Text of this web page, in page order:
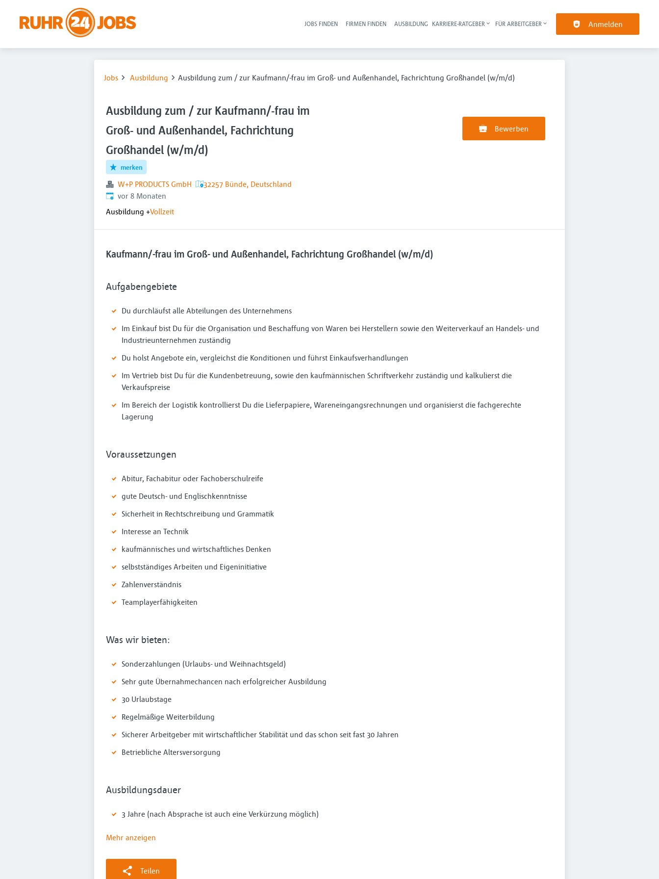
Haupt-Navigation
JOBS FINDEN FIRMEN FINDEN AUSBILDUNG KARRIERE-RATGEBER FÜR ARBEITGEBER Anmelden
Jobs Ausbildung Ausbildung zum / zur Kaufmann/-frau im Groß- und Außenhandel, Fachrichtung Großhandel (w/m/d)
Ausbildung zum / zur Kaufmann/-frau im
Groß- und Außenhandel, Fachrichtung
Großhandel (w/m/d)
merken
W+P PRODUCTS GmbH
32257 Bünde, Deutschland
Veröffentlicht:
vor 8 Monaten
Ausbildung +Vollzeit
Bewerben
Kaufmann/-frau im Groß- und Außenhandel, Fachrichtung Großhandel (w/m/d)
Aufgabengebiete
Du durchläufst alle Abteilungen des Unternehmens
Im Einkauf bist Du für die Organisation und Beschaffung von Waren bei Herstellern sowie den Weiterverkauf an Handels- und
Industrieunternehmen zuständig
Du holst Angebote ein, vergleichst die Konditionen und führst Einkaufsverhandlungen
Im Vertrieb bist Du für die Kundenbetreuung, sowie den kaufmännischen Schriftverkehr zuständig und kalkulierst die
Verkaufspreise
Im Bereich der Logistik kontrollierst Du die Lieferpapiere, Wareneingangsrechnungen und organisierst die fachgerechte
Lagerung
Voraussetzungen
Abitur, Fachabitur oder Fachoberschulreife
gute Deutsch- und Englischkenntnisse
Sicherheit in Rechtschreibung und Grammatik
Interesse an Technik
kaufmännisches und wirtschaftliches Denken
selbstständiges Arbeiten und Eigeninitiative
Zahlenverständnis
Teamplayerfähigkeiten
Was wir bieten:
Sonderzahlungen (Urlaubs- und Weihnachtsgeld)
Sehr gute Übernahmechancen nach erfolgreicher Ausbildung
30 Urlaubstage
Regelmäßige Weiterbildung
Sicherer Arbeitgeber mit wirtschaftlicher Stabilität und das schon seit fast 30 Jahren
Betriebliche Altersversorgung
Ausbildungsdauer
3 Jahre (nach Absprache ist auch eine Verkürzung möglich)
Mehr anzeigen
Teilen